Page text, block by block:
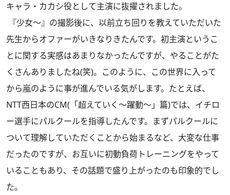
キャラ・カカシ役として主演に抜擢されました。
『少女～』の撮影後に、以前立ち回りを教えていただいた
先生からオファーがいきなりきたんです。初主演というこ
とに関する実感はあまりなかったんですが、やることがた
くさんありましたね(笑)。このように、この世界に入って
から嵐のように事が進んでいる気がします。たとえば、
NTT西日本のCM(「超えていく～躍動～」篇)では、イチロ
ー選手にパルクールを指導したんです。まずパルクールに
ついて理解していただくことから始まるなど、大変な仕事
だったのですが、お互いに初動負荷トレーニングをやって
いることもあり、その話題で盛り上がったのも印象的でし
た。